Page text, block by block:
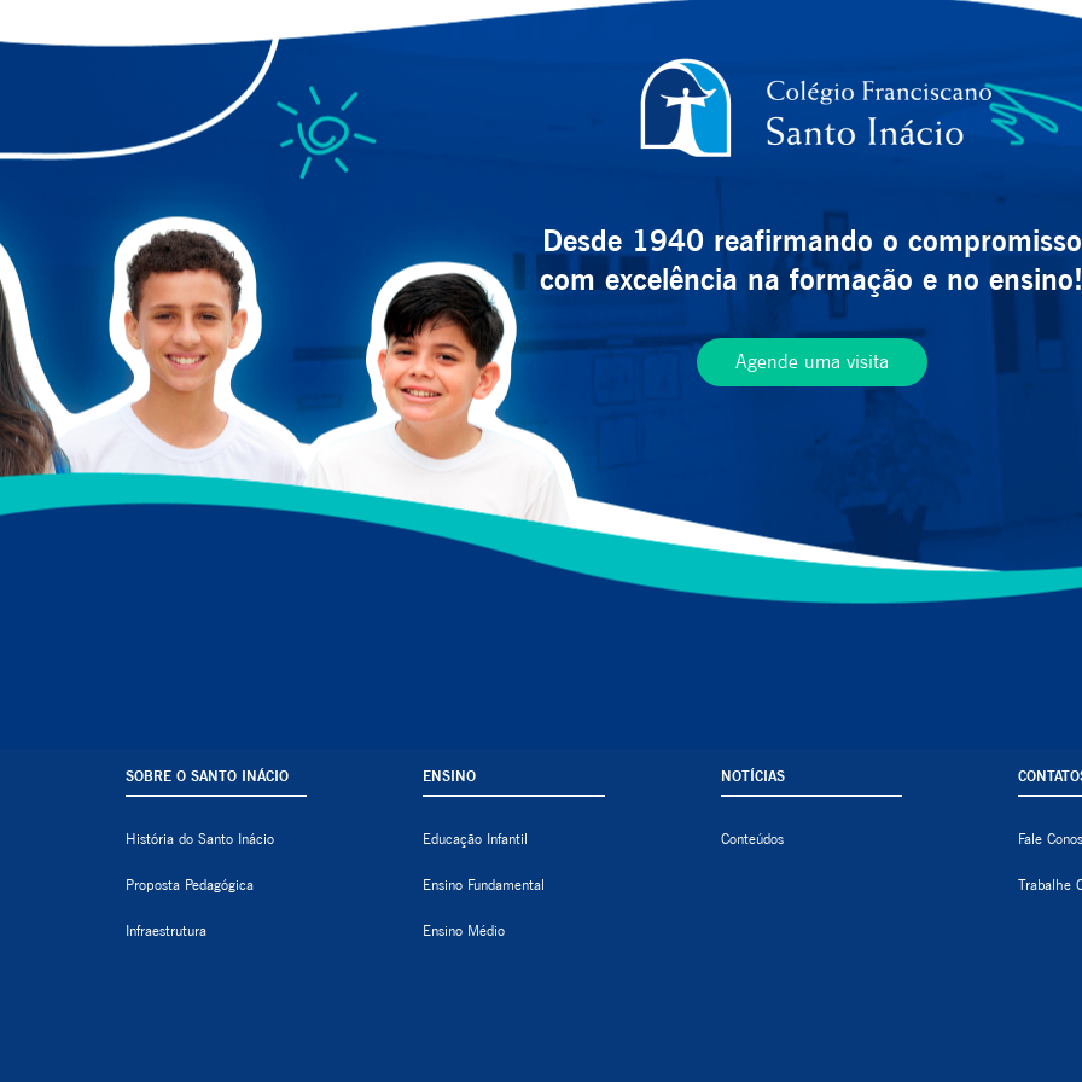
Desde 1940 reafirmando o compromisso
com excelência na formação e no ensino!
Agende uma visita
SOBRE O SANTO INÁCIO
História do Santo Inácio
Proposta Pedagógica
Infraestrutura
ENSINO
Educação Infantil
Ensino Fundamental
Ensino Médio
NOTÍCIAS
Conteúdos Fale
Trabalhe